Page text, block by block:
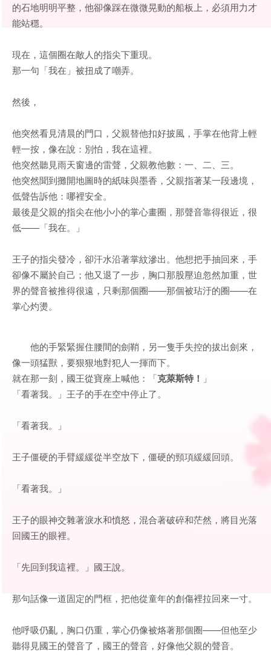
的石地明明平整，他卻像踩在微微晃動的船板上，必須用力才
能站穩。
現在，這個圈在敵人的指尖下重現。
那一句「我在」被扭成了嘲弄。
然後，
他突然看見清晨的門口，父親替他扣好披風，手掌在他背上輕
輕一按，像在說：別怕，我在這裡。
他突然聽見雨天窗邊的雷聲，父親教他數：一、二、三。
他突然聞到攤開地圖時的紙味與墨香，父親指著某一段邊境，
低聲告訴他：哪裡安全。
最後是父親的指尖在他小小的掌心畫圈，那聲音靠得很近，很
低——「我在。」
王子的指尖發冷，卻汗水沿著掌紋滲出。他想把手抽回來，手
卻像不屬於自己；他又退了一步，胸口那股壓迫忽然加重，世
界的聲音被推得很遠，只剩那個圈——那個被玷汙的圈——在
掌心灼燙。
他的手緊緊握住腰間的劍鞘，另一隻手失控的拔出劍來，
像一頭猛獸，要狠狠地對犯人一揮而下。
就在那一刻，國王從寶座上喊他：「克萊斯特！ 」
「看著我。」王子的手在空中停止了。
「看著我。」
王子僵硬的手臂緩緩從半空放下，僵硬的頸項緩緩回頭。
「看著我。」
王子的眼神交雜著淚水和憤怒，混合著破碎和茫然，將目光落
回國王的眼裡。
「先回到我這裡。」國王說。
那句話像一道固定的門框，把他從童年的創傷裡拉回來一寸。
他呼吸仍亂，胸口仍重，掌心仍像被烙著那個圈——但他至少
聽得見國王的聲音了，國王的聲音，好像他父親的聲音。